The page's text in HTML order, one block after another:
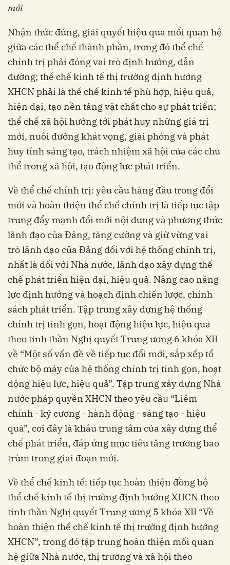
mới
Nhận thức đúng, giải quyết hiệu quả mối quan hệ
giữa các thể chế thành phần, trong đó thể chế
chính trị phải đóng vai trò định hướng, dẫn
đường; thể chế kinh tế thị trường định hướng
XHCN phải là thể chế kinh tế phù hợp, hiệu quả,
hiện đại, tạo nền tảng vật chất cho sự phát triển;
thể chế xã hội hướng tới phát huy những giá trị
mới, nuôi dưỡng khát vọng, giải phóng và phát
huy tính sáng tạo, trách nhiệm xã hội của các chủ
thể trong xã hội, tạo động lực phát triển.
Về thể chế chính trị: yêu cầu hàng đầu trong đổi
mới và hoàn thiện thể chế chính trị là tiếp tục tập
trung đẩy mạnh đổi mới nội dung và phương thức
lãnh đạo của Đảng, tăng cường và giữ vững vai
trò lãnh đạo của Đảng đối với hệ thống chính trị,
nhất là đối với Nhà nước, lãnh đạo xây dựng thể
chế phát triển hiện đại, hiệu quả. Nâng cao năng
lực định hướng và hoạch định chiến lược, chính
sách phát triển. Tập trung xây dựng hệ thống
chính trị tinh gọn, hoạt động hiệu lực, hiệu quả
theo tinh thần Nghị quyết Trung ương 6 khóa XII
về “Một số vấn đề về tiếp tục đổi mới, sắp xếp tổ
chức bộ máy của hệ thống chính trị tinh gọn, hoạt
động hiệu lực, hiệu quả”. Tập trung xây dựng Nhà
nước pháp quyền XHCN theo yêu cầu “Liêm
chính - kỷ cương - hành động - sáng tạo - hiệu
quả”, coi đây là khâu trung tâm của xây dựng thể
chế phát triển, đáp ứng mục tiêu tăng trưởng bao
trùm trong giai đoạn mới.
Về thể chế kinh tế: tiếp tục hoàn thiện đồng bộ
thể chế kinh tế thị trường định hướng XHCN theo
tinh thần Nghị quyết Trung ương 5 khóa XII “Về
hoàn thiện thể chế kinh tế thị trường định hướng
XHCN”, trong đó tập trung hoàn thiện mối quan
hệ giữa Nhà nước, thị trường và xã hội theo